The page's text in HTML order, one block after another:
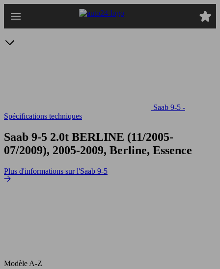
au
Saab 9-5 -
Spécifications techniques
Saab 9-5 2.0t BERLINE (11/2005-
07/2009), 2005-2009, Berline, Essence
Plus d'informations sur l'Saab 9-5
Modèle A-Z